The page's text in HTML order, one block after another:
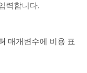
력합니다.
매개변수에 비용 표